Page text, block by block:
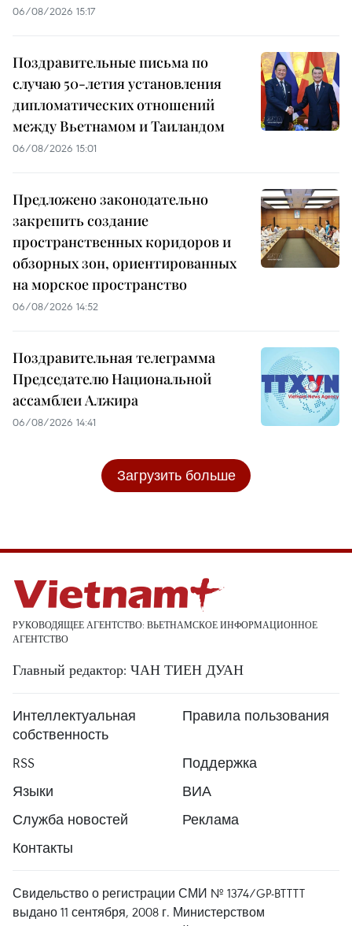
06/08/2026 15:17
Поздравительные письма по
случаю 50-летия установления
дипломатических отношений
между Вьетнамом и Таиландом
06/08/2026 15:01
Предложено законодательно
закрепить создание
пространственных коридоров и
обзорных зон, ориентированных
на морское пространство
06/08/2026 14:52
Поздравительная телеграмма
Председателю Национальной
ассамблеи Алжира
06/08/2026 14:41
Загрузить больше
РУКОВОДЯЩЕЕ АГЕНТСТВО: ВЬЕТНАМСКОЕ ИНФОРМАЦИОННОЕ
АГЕНТСТВО
Главный редактор: ЧАН ТИЕН ДУАН
Интеллектуальная
собственность
Правила пользования
RSS
Поддержка
Языки
ВИА
Служба новостей
Реклама
Контакты
Свидельство о регистрации СМИ № 1374/GP-BTTTT
выдано 11 сентября, 2008 г. Министерством